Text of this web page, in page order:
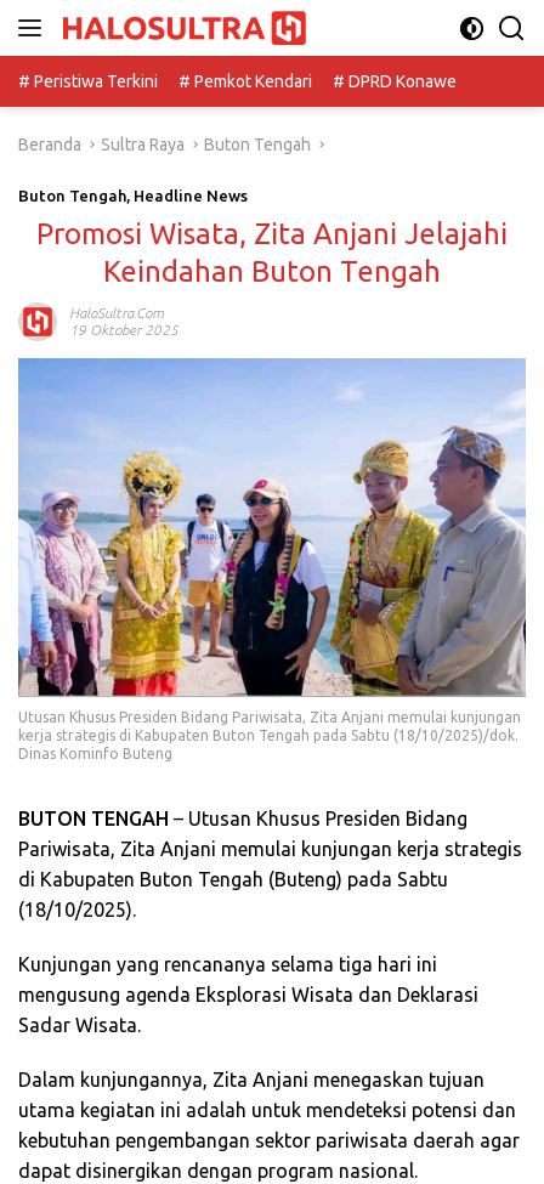
# Peristiwa Terkini
# Pemkot Kendari # DPRD Konawe
Beranda Sultra Raya Buton Tengah
Buton Tengah, Headline News
Promosi Wisata, Zita Anjani Jelajahi
Keindahan Buton Tengah
HaloSultra.com
19 Oktober 2025
Utusan Khusus Presiden Bidang Pariwisata, Zita Anjani memulai kunjungan
kerja strategis di Kabupaten Buton Tengah pada Sabtu (18/10/2025)/dok.
Dinas Kominfo Buteng
BUTON TENGAH – Utusan Khusus Presiden Bidang
Pariwisata, Zita Anjani memulai kunjungan kerja strategis
di Kabupaten Buton Tengah (Buteng) pada Sabtu
(18/10/2025).
Kunjungan yang rencananya selama tiga hari ini
mengusung agenda Eksplorasi Wisata dan Deklarasi
Sadar Wisata.
Dalam kunjungannya, Zita Anjani menegaskan tujuan
utama kegiatan ini adalah untuk mendeteksi potensi dan
kebutuhan pengembangan sektor pariwisata daerah agar
dapat disinergikan dengan program nasional.